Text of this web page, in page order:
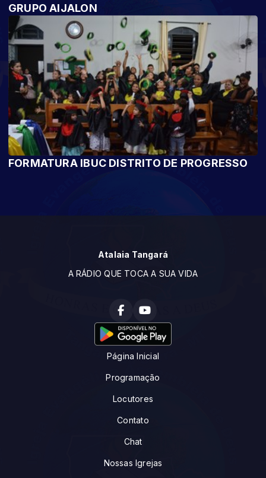
GRUPO AIJALON
FORMATURA IBUC DISTRITO DE PROGRESSO
Atalaia Tangará
A RÁDIO QUE TOCA A SUA VIDA
Página Inicial
Programação
Locutores
Contato
Chat
Nossas Igrejas